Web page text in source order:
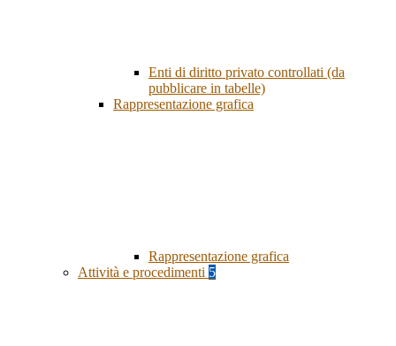
Enti di diritto privato controllati (da
pubblicare in tabelle)
Rappresentazione grafica
Rappresentazione grafica
Attività e procedimenti 5